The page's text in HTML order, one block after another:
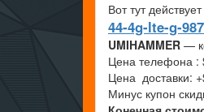
Вот тут
44-4g-lte-g-
UMIHAMMER —
Цена телефона :
Цена доставки:
Минус купон